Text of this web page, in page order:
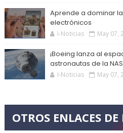
Aprende a dominar
electrónicos
I-Noticias May 07,
¡Boeing lanza al
astronautas de la
I-Noticias May 07,